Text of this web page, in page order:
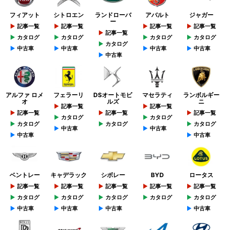
フィアット
記事一覧
カタログ
中古車
シトロエン
記事一覧
カタログ
中古車
ランドローバ
ー
記事一覧
カタログ
中古車
アバルト
記事一覧
カタログ
中古車
ジャガー
記事一覧
カタログ
中古車
アルファ ロメ
オ
記事一覧
カタログ
中古車
フェラーリ
記事一覧
カタログ
中古車
DSオートモビ
ルズ
記事一覧
カタログ
マセラティ
記事一覧
カタログ
中古車
ランボルギー
ニ
記事一覧
カタログ
中古車
ベントレー
記事一覧
カタログ
中古車
キャデラック
記事一覧
カタログ
中古車
シボレー
記事一覧
カタログ
中古車
BYD
記事一覧
カタログ
ロータス
記事一覧
カタログ
中古車